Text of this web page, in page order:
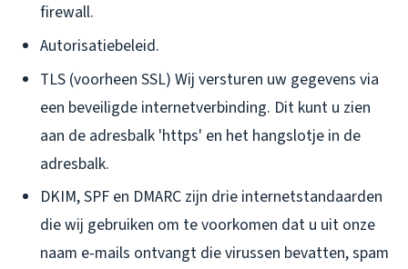
firewall.
Autorisatiebeleid.
TLS (voorheen SSL) Wij versturen uw gegevens via
een beveiligde internetverbinding. Dit kunt u zien
aan de adresbalk 'https' en het hangslotje in de
adresbalk.
DKIM, SPF en DMARC zijn drie internetstandaarden
die wij gebruiken om te voorkomen dat u uit onze
naam e-mails ontvangt die virussen bevatten, spam